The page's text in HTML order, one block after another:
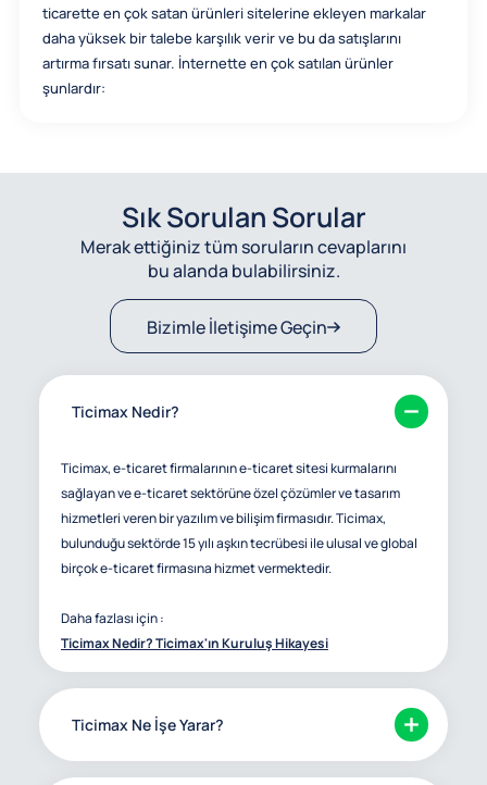
ticarette en çok satan ürünleri sitelerine ekleyen markalar
daha yüksek bir talebe karşılık verir ve bu da satışlarını
artırma fırsatı sunar. İnternette en çok satılan ürünler
şunlardır:
Sık Sorulan Sorular
Merak ettiğiniz tüm soruların cevaplarını
bu alanda bulabilirsiniz.
Bizimle İletişime Geçin
Ticimax Nedir?
Ticimax, e-ticaret firmalarının e-ticaret sitesi kurmalarını
sağlayan ve e-ticaret sektörüne özel çözümler ve tasarım
hizmetleri veren bir yazılım ve bilişim firmasıdır. Ticimax,
bulunduğu sektörde 15 yılı aşkın tecrübesi ile ulusal ve global
birçok e-ticaret firmasına hizmet vermektedir.
Daha fazlası için :
Ticimax Nedir? Ticimax'ın Kuruluş Hikayesi
Ticimax Ne İşe Yarar?